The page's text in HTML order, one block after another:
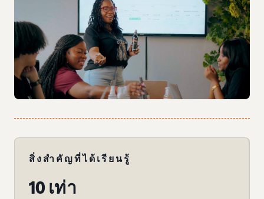
สิ่งสำคัญที่ได้เรียนรู้
10 เท่า